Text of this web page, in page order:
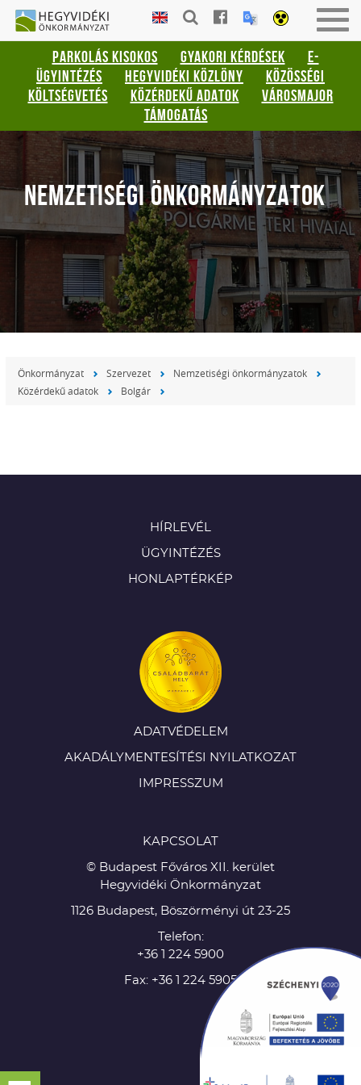
Gyorsbillentyűk
listája
Keresés:
"S"
Bejelentkezés:
HEGYVIDÉKI
ÖNKORMÁNYZAT
PARKOLÁS KISOKOS GYAKORI KÉRDÉSEK
E-
ÜGYINTÉZÉS
HEGYVIDÉKI KÖZLÖNY
KÖZÖSSÉGI
KÖLTSÉGVETÉS
KÖZÉRDEKŰ ADATOK
VÁROSMAJOR
TÁMOGATÁS
NEMZETISÉGI ÖNKORMÁNYZATOK
Önkormányzat Szervezet
Nemzetiségi önkormányzatok
Közérdekű adatok
Bolgár
HÍRLEVÉL
ÜGYINTÉZÉS
HONLAPTÉRKÉP
ADATVÉDELEM
AKADÁLYMENTESÍTÉSI NYILATKOZAT
IMPRESSZUM
KAPCSOLAT
© Budapest Főváros XII. kerület
Hegyvidéki Önkormányzat
1126 Budapest, Böszörményi út 23-25
Telefon:
+36 1 224 5900
Fax: +36 1 224 5905